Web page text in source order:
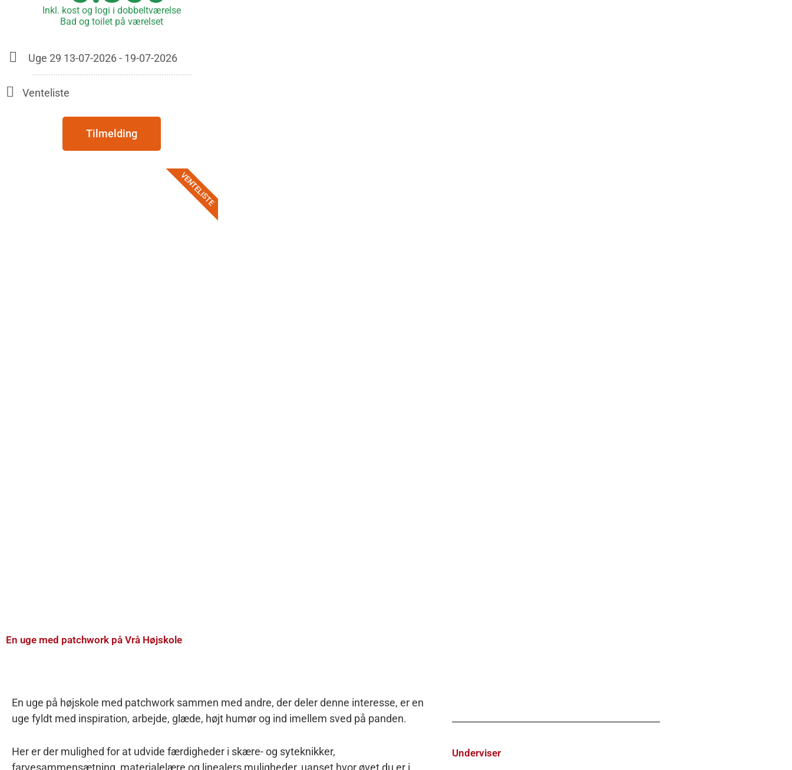
Inkl. kost og logi i dobbeltværelse
Bad og toilet på værelset
Uge 29 13-07-2026 - 19-07-2026
Venteliste
Tilmelding
VENTELISTE
En uge med patchwork på Vrå Højskole
En uge på højskole med patchwork sammen med andre, der deler denne interesse, er en
uge fyldt med inspiration, arbejde, glæde, højt humør og ind imellem sved på panden.
Her er der mulighed for at udvide færdigheder i skære- og syteknikker,
farvesammensætning, materialelære og linealers muligheder, uanset hvor øvet du er i
Underviser